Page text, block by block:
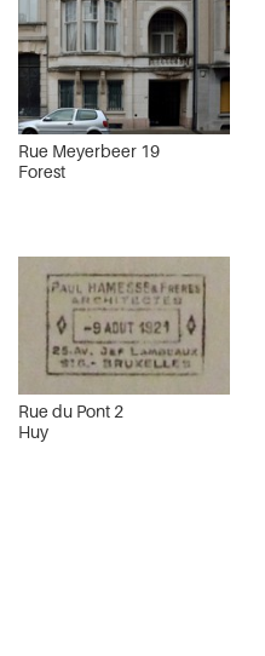
Rue Meyerbeer 19
Forest
Rue du Pont 2
Huy